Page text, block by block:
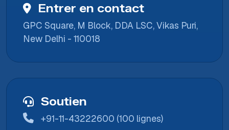
Entrer en contact
GPC Square, M Block, DDA LSC, Vikas Puri,
New Delhi - 110018
Soutien
+91-11-43222600 (100 lignes)